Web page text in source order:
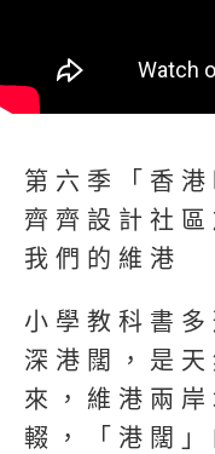
第六季「香港
齊齊設計社區
我們的維港
小學教科書
深港闊，是
來，維港兩
輟，「港闊